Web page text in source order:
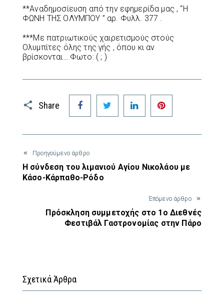
**Αναδημοσίευση από την εφημερίδα μας , “Η
ΦΩΝΗ ΤΗΣ ΟΛΥΜΠΟΥ ” αρ. Φυλλ. 377 .
***Με πατριωτικούς χαιρετισμούς στούς
Ολυμπίτες όλης της γής , όπου κι αν
βρίσκονται… Φωτο: ( ; )
Share
Facebook Twitter LinkedIn
Προηγούμενο άρθρο
Η σύνδεση του λιμανιού Αγίου Νικολάου με
Κάσο-Κάρπαθο-Ρόδο
Έπόμενο άρθρο
Πρόσκληση συμμετοχής στο 1ο Διεθνές
Φεστιβάλ Γαστρονομίας στην Πάρο
Σχετικά Άρθρα